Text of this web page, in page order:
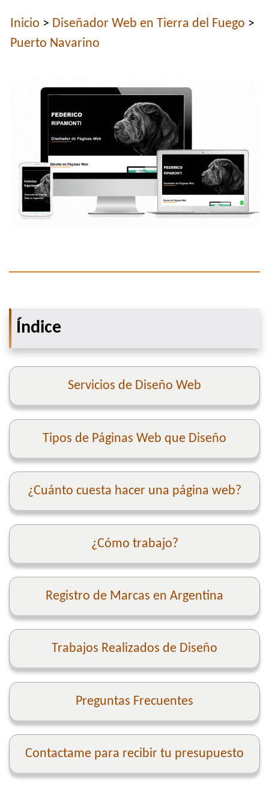
Inicio > Diseñador Web en Tierra del Fuego >
Puerto Navarino
Índice
Servicios de Diseño Web
Tipos de Páginas Web que Diseño
¿Cuánto cuesta hacer una página web?
¿Cómo trabajo?
Registro de Marcas en Argentina
Trabajos Realizados de Diseño
Preguntas Frecuentes
Contactame para recibir tu presupuesto